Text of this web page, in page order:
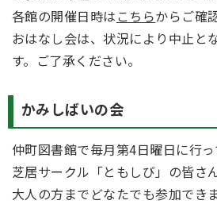
各館の開催日時は こちらからご確
おはなし会は、状況により中止と
す。ご了承ください。
かみしばいの会
仲町図書館で毎月第4日曜日に行
芝居サークル「ともしび」の皆さ
大人の方までどなたでも参加でき